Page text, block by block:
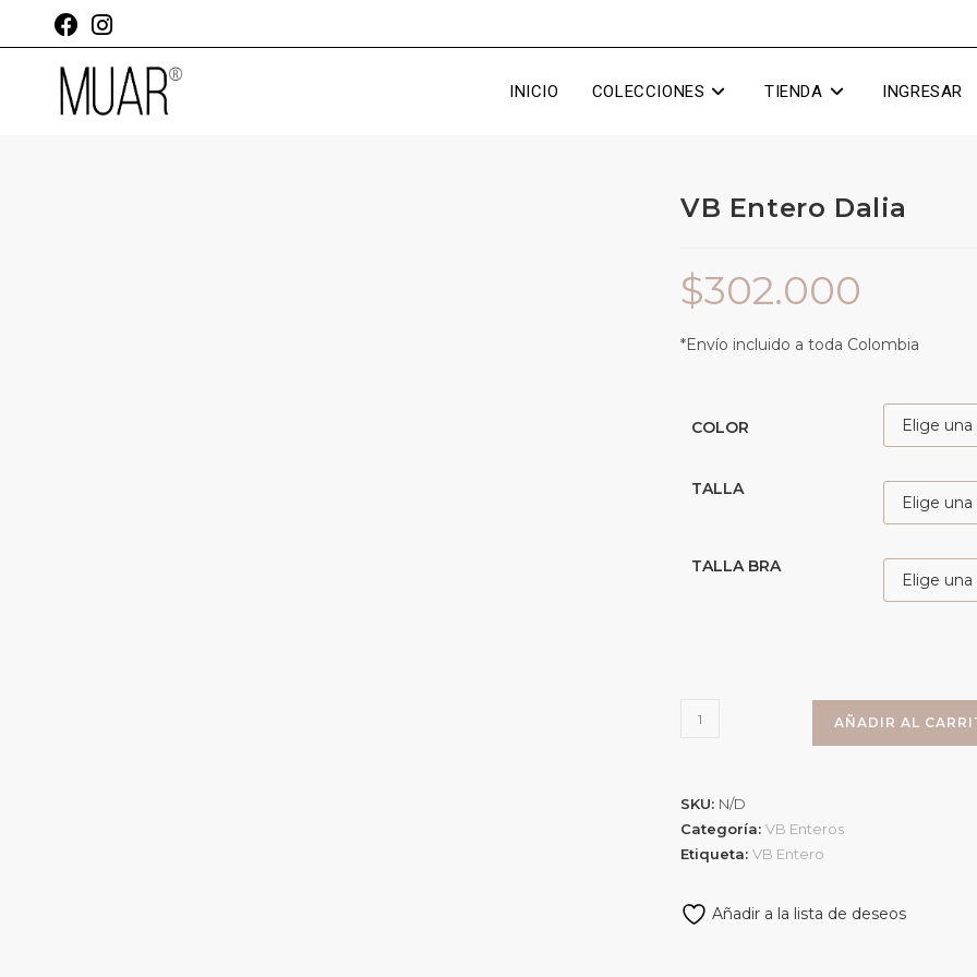
INICIO COLECCIONES TIENDA INGRESAR
VB Entero Dalia
$302.000
*Envío incluido a toda Colombia
COLOR
TALLA
TALLA BRA
AÑADIR AL
SKU: N/D
Categoría: VB Enteros
Etiqueta: VB Entero
Añadir a la lista de deseos